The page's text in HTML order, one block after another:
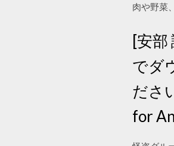
肉や野菜
[安部
でダ
ださ
for